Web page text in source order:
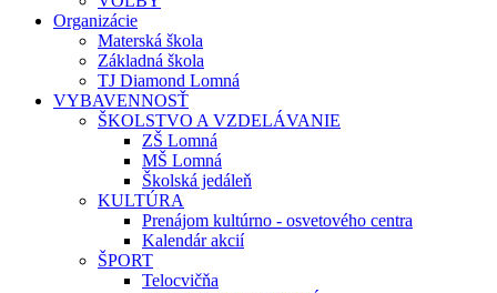
Organizácie
Materská škola
Základná škola
TJ Diamond Lomná
VYBAVENNOSŤ
ŠKOLSTVO A VZDELÁVANIE
ZŠ Lomná
MŠ Lomná
Školská jedáleň
KULTÚRA
Prenájom kultúrno - osvetového centra
Kalendár akcií
ŠPORT
Telocvičňa